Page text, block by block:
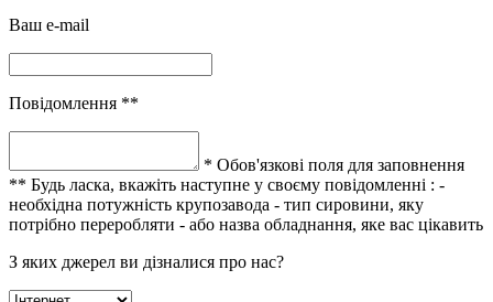
Ваш e-mail
Повідомлення **
* Обов'язкові поля для заповнення
** Будь ласка, вкажіть наступне у своєму повідомленні : -
необхідна потужність крупозавода - тип сировини, яку
потрібно переробляти - або назва обладнання, яке вас цікавить
З яких джерел ви дізналися про нас?